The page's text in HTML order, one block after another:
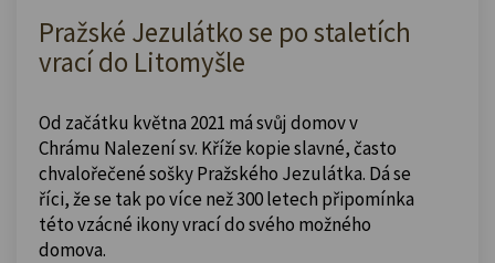
Pražské Jezulátko se po staletích
vrací do Litomyšle
Od začátku května 2021 má svůj domov v
Chrámu Nalezení sv. Kříže kopie slavné, často
chvalořečené sošky Pražského Jezulátka. Dá se
říci, že se tak po více než 300 letech připomínka
této vzácné ikony vrací do svého možného
domova.